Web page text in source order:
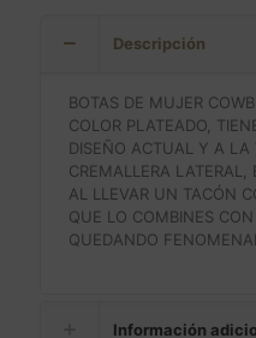
Descripción
BOTAS DE MUJER
COLOR PLATEADO,
DISEÑO ACTUAL Y A LA
CREMALLERA
AL LLEVAR UN TACÓN
QUE LO COMBINES
QUEDANDO
Información